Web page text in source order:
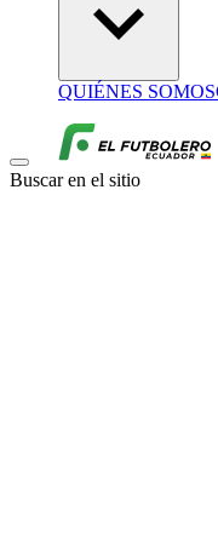
QUIÉNES SOMOS
Buscar en el sitio